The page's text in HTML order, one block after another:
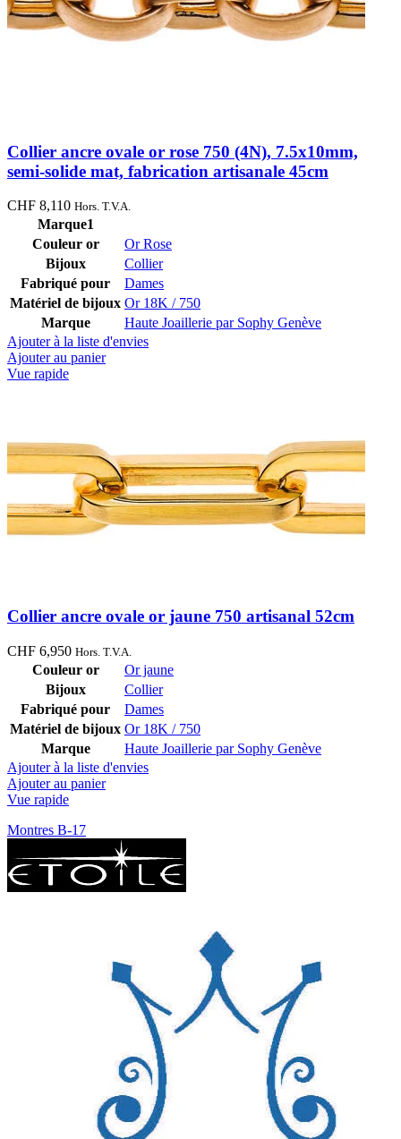
Collier ancre ovale or rose 750 (4N), 7.5x10mm,
semi-solide mat, fabrication artisanale 45cm
CHF 8,110 Hors. T.V.A.
Marque1
Couleur or
Or Rose
Bijoux
Collier
Fabriqué pour
Dames
Matériel de bijoux Or 18K / 750
Marque
Haute Joaillerie par Sophy Genève
Ajouter à la liste d'envies
Ajouter au panier
Vue rapide
Collier ancre ovale or jaune 750 artisanal 52cm
CHF 6,950 Hors. T.V.A.
Couleur or
Or jaune
Bijoux
Collier
Fabriqué pour
Dames
Matériel de bijoux Or 18K / 750
Marque
Haute Joaillerie par Sophy Genève
Ajouter à la liste d'envies
Ajouter au panier
Vue rapide
Montres B-17